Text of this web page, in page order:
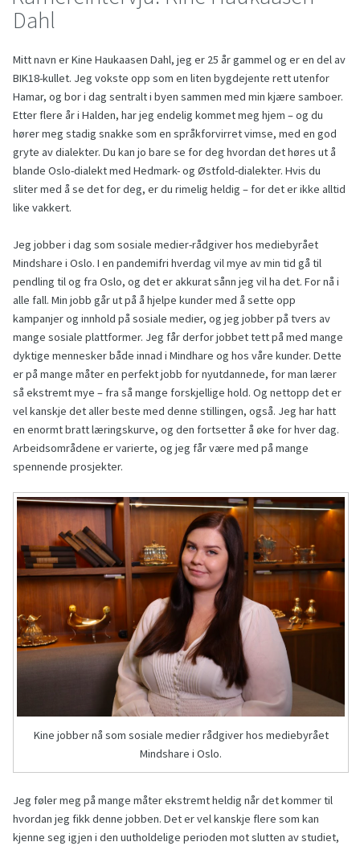
Dahl
Mitt navn er Kine Haukaasen Dahl, jeg er 25 år gammel og er en del av
BIK18-kullet. Jeg vokste opp som en liten bygdejente rett utenfor
Hamar, og bor i dag sentralt i byen sammen med min kjære samboer.
Etter flere år i Halden, har jeg endelig kommet meg hjem – og du
hører meg stadig snakke som en språkforvirret vimse, med en god
gryte av dialekter. Du kan jo bare se for deg hvordan det høres ut å
blande Oslo-dialekt med Hedmark- og Østfold-dialekter. Hvis du
sliter med å se det for deg, er du rimelig heldig – for det er ikke alltid
like vakkert.
Jeg jobber i dag som sosiale medier-rådgiver hos mediebyrået
Mindshare i Oslo. I en pandemifri hverdag vil mye av min tid gå til
pendling til og fra Oslo, og det er akkurat sånn jeg vil ha det. For nå i
alle fall. Min jobb går ut på å hjelpe kunder med å sette opp
kampanjer og innhold på sosiale medier, og jeg jobber på tvers av
mange sosiale plattformer. Jeg får derfor jobbet tett på med mange
dyktige mennesker både innad i Mindhare og hos våre kunder. Dette
er på mange måter en perfekt jobb for nyutdannede, for man lærer
så ekstremt mye – fra så mange forskjellige hold. Og nettopp det er
vel kanskje det aller beste med denne stillingen, også. Jeg har hatt
en enormt bratt læringskurve, og den fortsetter å øke for hver dag.
Arbeidsområdene er varierte, og jeg får være med på mange
spennende prosjekter.
Kine jobber nå som sosiale medier rådgiver hos mediebyrået
Mindshare i Oslo.
Jeg føler meg på mange måter ekstremt heldig når det kommer til
hvordan jeg fikk denne jobben. Det er vel kanskje flere som kan
kjenne seg igjen i den uutholdelige perioden mot slutten av studiet,